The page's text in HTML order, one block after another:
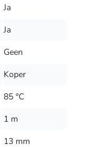
Ja
Ja
Geen
Koper
85 °C
1 m
13 mm